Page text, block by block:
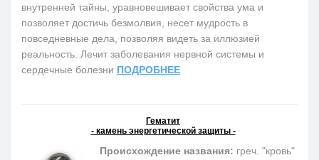
внутренней тайны, уравновешивает свойства ума и
позволяет достичь безмолвия, несет мудрость в
повседневные дела, позволяя видеть за иллюзией
реальность. Лечит заболевания нервной системы и
сердечные болезни ПОДРОБНЕЕ
Гематит
- камень энергетической защиты -
Происхождение названия: греч. "кровь"